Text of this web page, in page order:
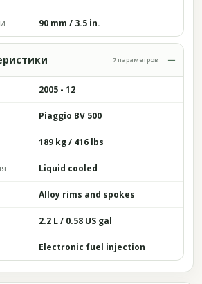
90 mm / 3.5 in.
7 параметров
2005 - 12
Piaggio BV 500
189 kg / 416 lbs
Liquid cooled
Alloy rims and spokes
2.2 L / 0.58 US gal
Electronic fuel injection